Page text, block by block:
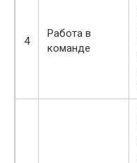
4
Работа в
команде